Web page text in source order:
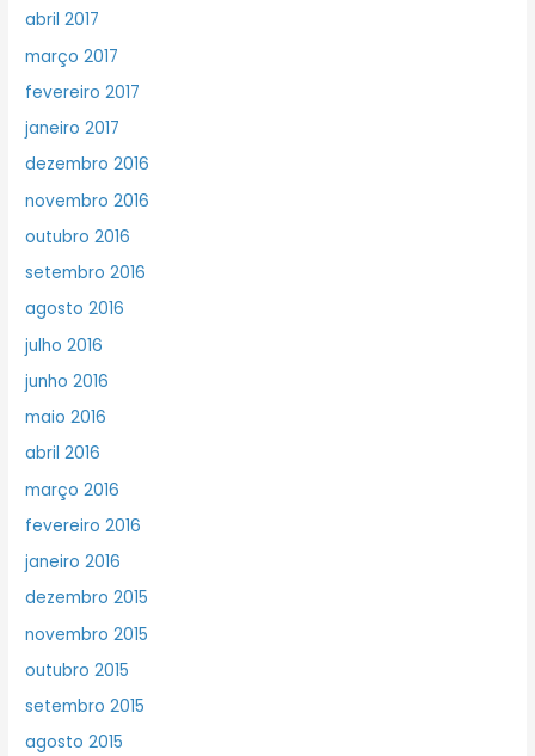
abril 2017
março 2017
fevereiro 2017
janeiro 2017
dezembro 2016
novembro 2016
outubro 2016
setembro 2016
agosto 2016
julho 2016
junho 2016
maio 2016
abril 2016
março 2016
fevereiro 2016
janeiro 2016
dezembro 2015
novembro 2015
outubro 2015
setembro 2015
agosto 2015